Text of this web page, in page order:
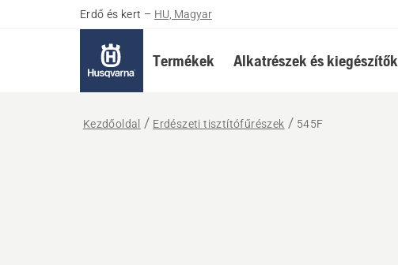
Erdő és kert – HU, Magyar
Termékek Alkatrészek és kiegészítők
Kezdőoldal Erdészeti tisztítófűrészek 545F